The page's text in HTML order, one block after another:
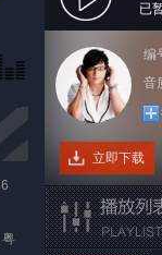
已
编
音
立即下载